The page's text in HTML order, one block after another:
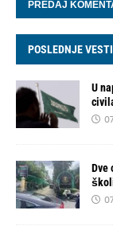
POSLEDNJE VESTI
U
Dve